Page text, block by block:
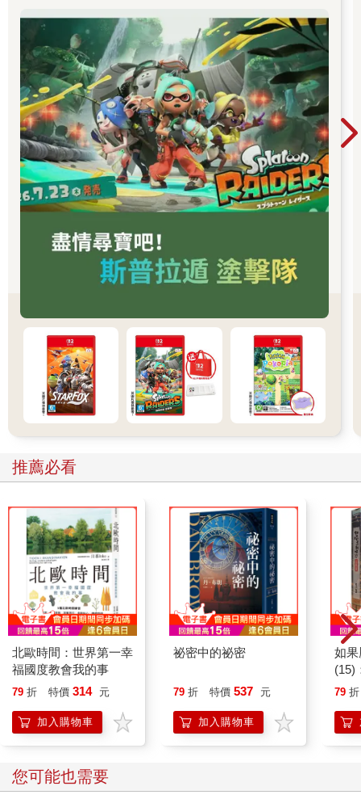
推薦必看
北歐時間：世界第一幸
福國度教會我的事
79 折 特價 314 元
加入購物車
祕密中的祕密
79 折 特價 537 元
加入購物車
如
(15)
貓
79 折
您可能也需要